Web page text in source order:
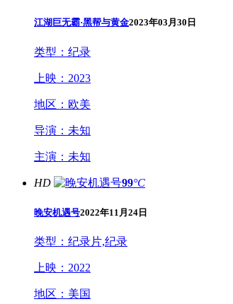
江湖巨无霸·黑帮与黄金2023年03月30日
类型： 纪录
上映： 2023
地区： 欧美
导演： 未知
主演： 未知
HD 99°C
晚安机遇号2022年11月24日
类型： 纪录片,纪录
上映： 2022
地区： 美国